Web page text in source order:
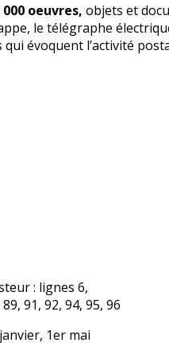
oeuvres, objets et
le télégraphe
évoquent l’activité
: lignes 6,
91, 92, 94, 95, 96
1er mai